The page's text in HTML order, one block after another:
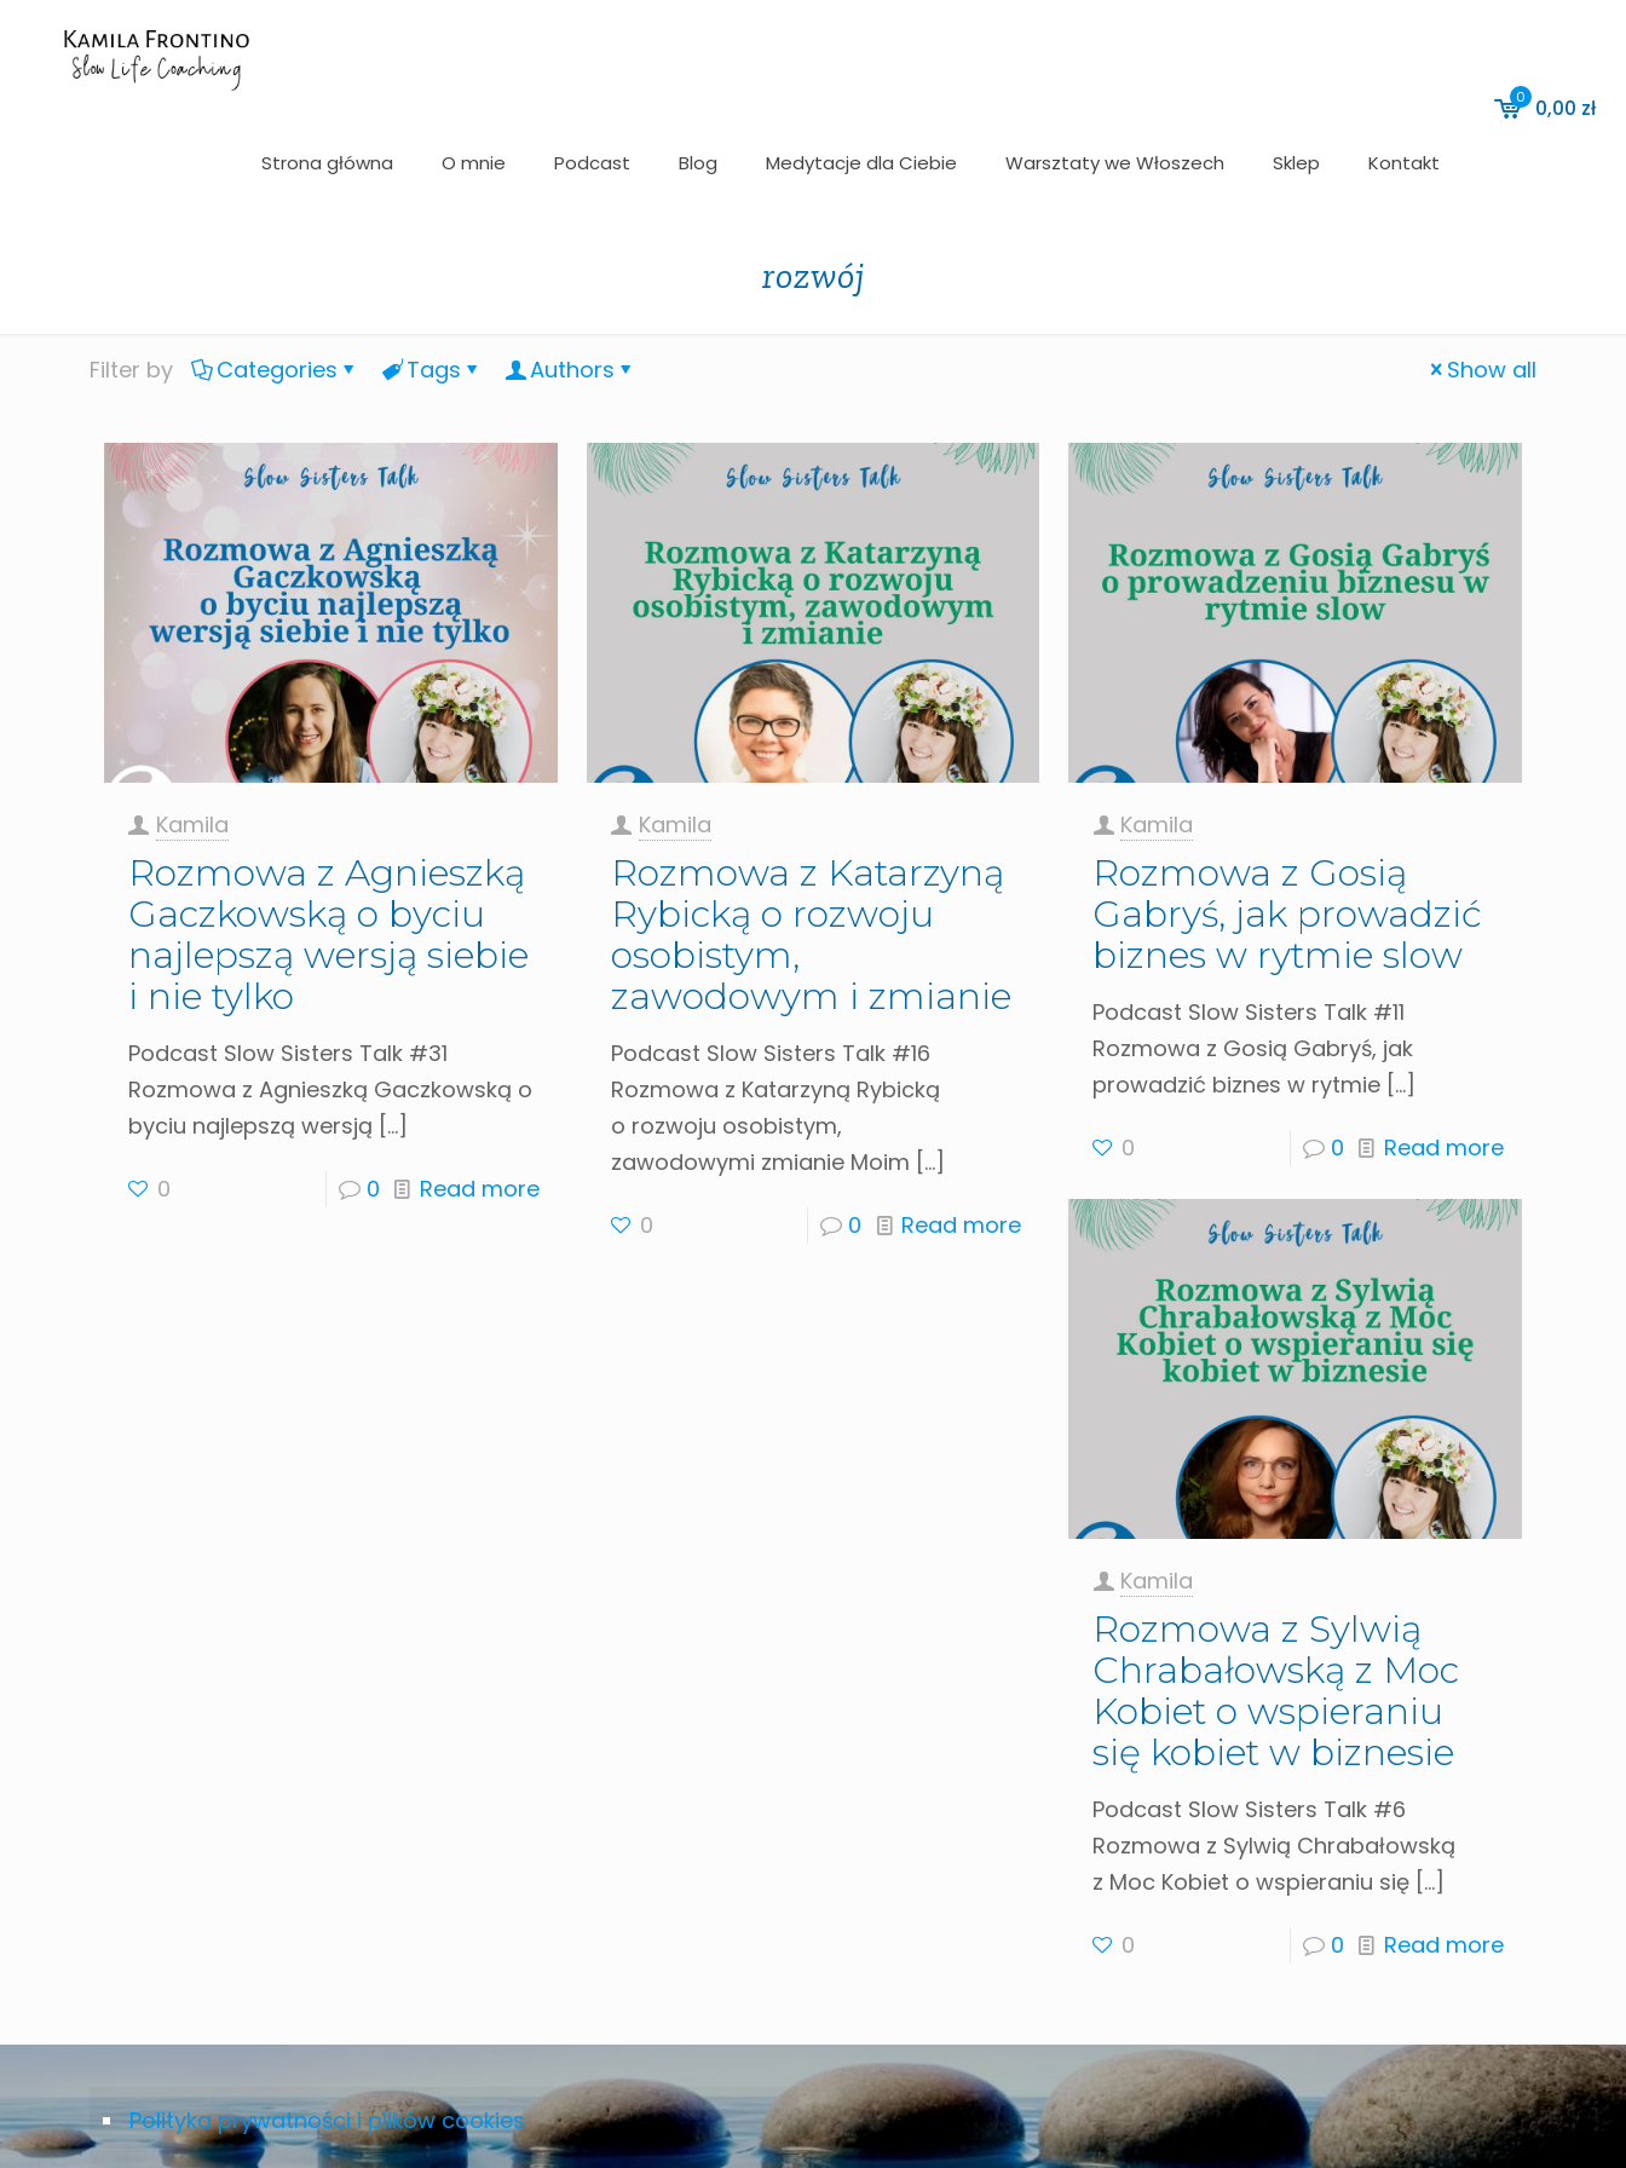
Strona główna O mnie Podcast Blog Medytacje dla Ciebie Warsztaty we Włoszech Sklep Kontakt
0 0,00 zł
rozwój
Filter by Categories Tags Authors Show all
Kamila
Rozmowa z Agnieszką
Gaczkowską o byciu
najlepszą wersją siebie
i nie tylko
Podcast Slow Sisters Talk #31
Rozmowa z Agnieszką Gaczkowską o
byciu najlepszą wersją […]
0 0 Read more
Kamila
Rozmowa z Katarzyną
Rybicką o rozwoju
osobistym,
zawodowym i zmianie
Podcast Slow Sisters Talk #16
Rozmowa z Katarzyną Rybicką
o rozwoju osobistym,
zawodowymi zmianie Moim […]
0 0 Read more
Kamila
Rozmowa z Gosią
Gabryś, jak prowadzić
biznes w rytmie slow
Podcast Slow Sisters Talk #11
Rozmowa z Gosią Gabryś, jak
prowadzić biznes w rytmie […]
0 0 Read more
Kamila
Rozmowa z Sylwią
Chrabałowską z Moc
Kobiet o wspieraniu
się kobiet w biznesie
Podcast Slow Sisters Talk #6
Rozmowa z Sylwią Chrabałowską
z Moc Kobiet o wspieraniu się […]
0 0 Read more
Polityka prywatności i plików cookies